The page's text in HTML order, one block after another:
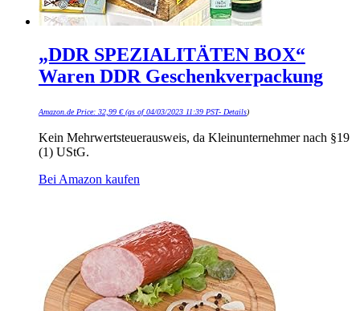
„DDR SPEZIALITÄTEN BOX“
Waren DDR Geschenkverpackung
Amazon.de Price: 32,99 €(as of 04/03/2023 11:39 PST- Details)
Kein Mehrwertsteuerausweis, da Kleinunternehmer nach §19
(1) UStG.
Bei Amazon kaufen